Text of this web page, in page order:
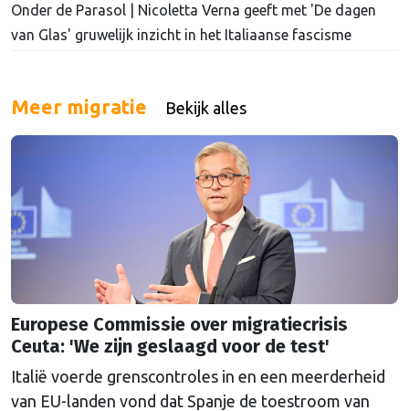
Onder de Parasol | Nicoletta Verna geeft met 'De dagen
van Glas' gruwelijk inzicht in het Italiaanse fascisme
Meer migratie Bekijk alles
Europese Commissie over migratiecrisis
Ceuta: 'We zijn geslaagd voor de test'
Italië voerde grenscontroles in en een meerderheid
van EU-landen vond dat Spanje de toestroom van